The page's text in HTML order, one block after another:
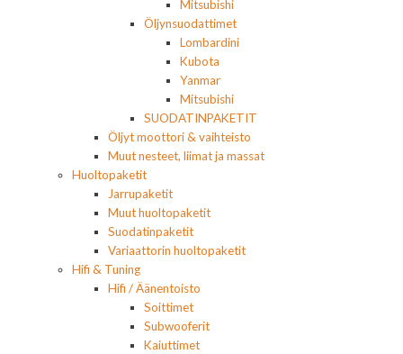
Mitsubishi
Öljynsuodattimet
Lombardini
Kubota
Yanmar
Mitsubishi
SUODATINPAKETIT
Öljyt moottori & vaihteisto
Muut nesteet, liimat ja massat
Huoltopaketit
Jarrupaketit
Muut huoltopaketit
Suodatinpaketit
Variaattorin huoltopaketit
Hifi & Tuning
Hifi / Äänentoisto
Soittimet
Subwooferit
Kaiuttimet